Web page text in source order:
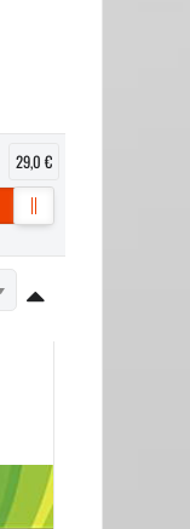
29,0 €